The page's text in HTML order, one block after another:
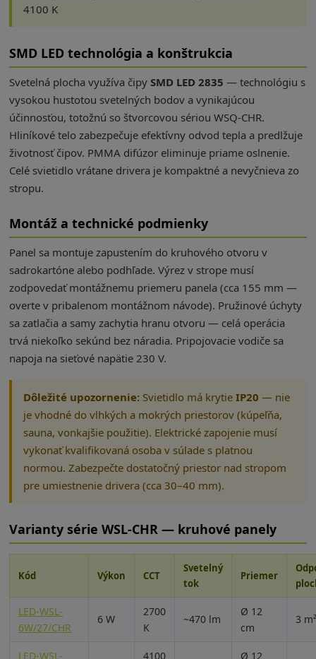
4100 K
SMD LED technológia a konštrukcia
Svetelná plocha využíva čipySMD LED 2835 — technológiu s
vysokou hustotou svetelných bodov a vynikajúcou
účinnosťou, totožnú so štvorcovou sériou WSQ-CHR.
Hliníkové telo zabezpečuje efektívny odvod tepla a predlžuje
životnosť čipov. PMMA difúzor eliminuje priame oslnenie.
Celé svietidlo vrátane drivera je kompaktné a nevyčnieva zo
stropu.
Montáž a technické podmienky
Panel sa montuje zapustením do kruhového otvoru v
sadrokartóne alebo podhľade. Výrez v strope musí
zodpovedať montážnemu priemeru panela (cca 155 mm —
overte v pribalenom montážnom návode). Pružinové úchyty
sa zatlačia a samy zachytia hranu otvoru — celá operácia
trvá niekoľko sekúnd bez náradia. Pripojovacie vodiče sa
napoja na sieťové napätie 230 V.
Dôležité upozornenie: Svietidlo má krytieIP20 — nie
je vhodné do vlhkých a mokrých priestorov (kúpeľňa,
sauna, vonkajšie použitie). Elektrické zapojenie musí
vykonať kvalifikovaná osoba v súlade s platnou
normou. Zabezpečte dostatočný priestor nad stropom
pre umiestnenie drivera (cca 30–40 mm).
Varianty série WSL-CHR — kruhové panely
Kód Výkon CCT
Svetelný
tok
Priemer
LED-WSL-
6W/27/CHR
6 W
2700
K
~470 lm
Ø 12
cm
3
LED-WSL- 4100 Ø 12